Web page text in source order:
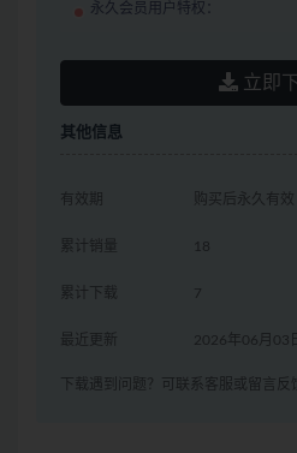
永久会员用户特权：
立即
其他信息
有效期 购买后永久有效
累计销量 18
累计下载 7
最近更新 2026年06月03日
下载遇到问题？可联系客服或留言反馈